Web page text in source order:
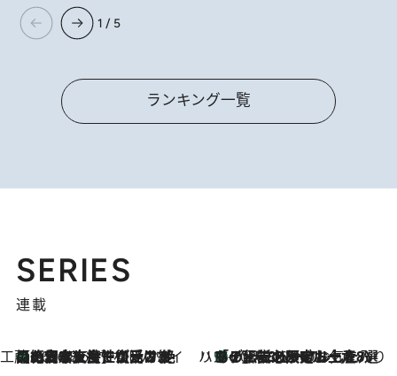
1 / 5
ランキング一覧
SERIES
連載
工藤まやのおもてなしハワイ
2026.8.6
【ハワイ土産】ローカルの絶大な支持で復活！ 絶品の幻クッキー《元ファンの日本人女性が受け継いだ名店》 ハワイ賢者 リサのお気に入りリスト2026.8.6
あの伝説の限定トートも！ リニューアルした「ディーン＆デルーカ ハワイ」で必須のお土産8選